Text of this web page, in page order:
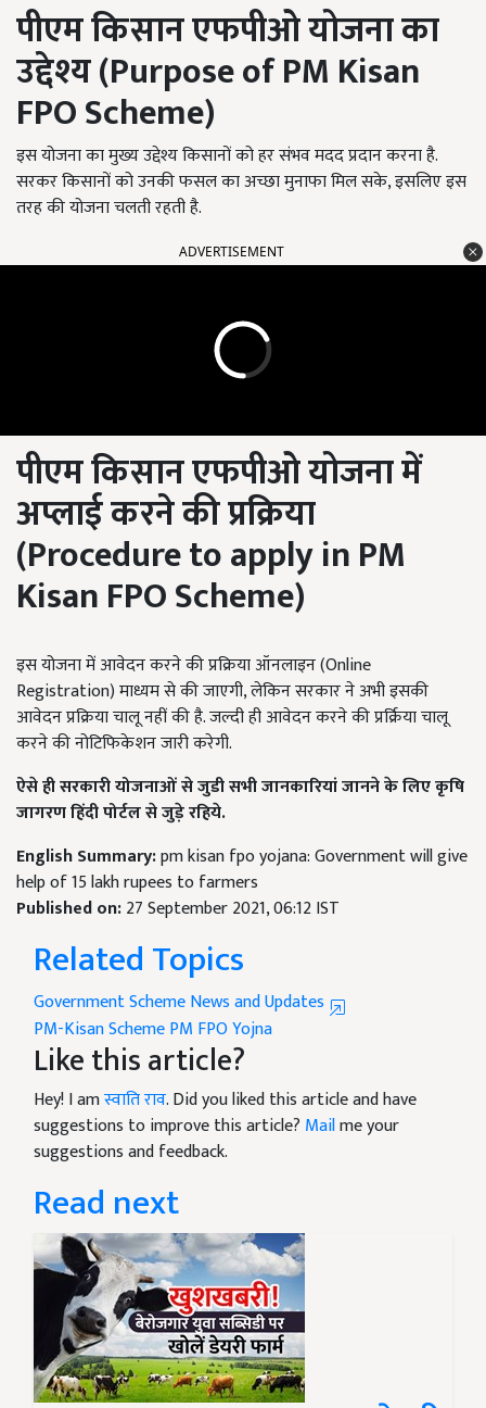
पीएम किसान एफपीओ योजना का
उद्देश्य (Purpose of PM Kisan
FPO Scheme)
इस योजना का मुख्य उद्देश्य किसानों को हर संभव मदद प्रदान करना है.
सरकर किसानों को उनकी फसल का अच्छा मुनाफा मिल सके, इसलिए इस
तरह की योजना चलती रहती है.
ADVERTISEMENT
पीएम किसान एफपीओ योजना में
अप्लाई करने की प्रक्रिया
(Procedure to apply in PM
Kisan FPO Scheme)
इस योजना में आवेदन करने की प्रक्रिया ऑनलाइन (Online
Registration) माध्यम से की जाएगी, लेकिन सरकार ने अभी इसकी
आवेदन प्रक्रिया चालू नहीं की है. जल्दी ही आवेदन करने की प्रर्क्रिया चालू
करने की नोटिफिकेशन जारी करेगी.
ऐसे ही सरकारी योजनाओं से जुडी सभी जानकारियां जानने के लिए कृषि
जागरण हिंदी पोर्टल से जुड़े रहिये.
English Summary:pm kisan fpo yojana: Government will give
help of 15 lakh rupees to farmers
Published on:27 September 2021, 06:12 IST
Related Topics
Government Scheme News and Updates
PM-Kisan SchemePM FPO Yojna
Like this article?
Hey! I amस्वाति राव. Did you liked this article and have
suggestions to improve this article? Mailme your
suggestions and feedback.
Read next